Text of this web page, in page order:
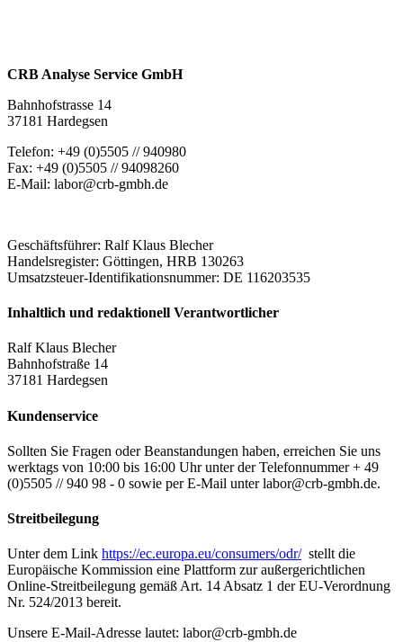
CRB Analyse Service GmbH
Bahnhofstrasse 14
37181 Hardegsen
Telefon: +49 (0)5505 // 940980
Fax: +49 (0)5505 // 94098260
E-Mail: labor@crb-gmbh.de
Geschäftsführer: Ralf Klaus Blecher
Handelsregister: Göttingen, HRB 130263
Umsatzsteuer-Identifikationsnummer: DE 116203535
Inhaltlich und redaktionell Verantwortlicher
Ralf Klaus Blecher
Bahnhofstraße 14
37181 Hardegsen
Kundenservice
Sollten Sie Fragen oder Beanstandungen haben, erreichen Sie uns
werktags von 10:00 bis 16:00 Uhr unter der Telefonnummer + 49
(0)5505 // 940 98 - 0 sowie per E-Mail unter labor@crb-gmbh.de.
Streitbeilegung
Unter dem Link https://ec.europa.eu/consumers/odr/stellt die
Europäische Kommission eine Plattform zur außergerichtlichen
Online-Streitbeilegung gemäß Art. 14 Absatz 1 der EU-Verordnung
Nr. 524/2013 bereit.
Unsere E-Mail-Adresse lautet: labor@crb-gmbh.de